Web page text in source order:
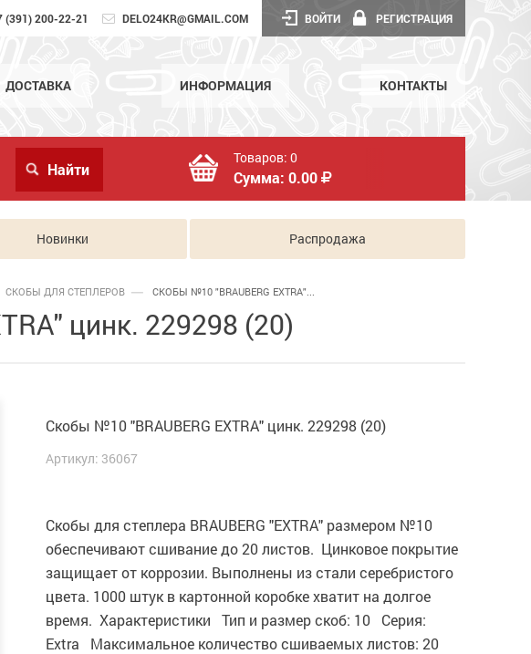
(391) 200-22-21 DELO24KR@GMAIL.COM ВОЙТИ РЕГИСТРАЦИЯ
ДОСТАВКА ИНФОРМАЦИЯ КОНТАКТЫ
Товаров: 0
Сумма: 0.00
Новинки Распродажа
СКОБЫ ДЛЯ СТЕПЛЕРОВ СКОБЫ №10 "BRAUBERG EXTRA"...
цинк. 229298 (20)
Скобы №10 "BRAUBERG EXTRA" цинк. 229298 (20)
Артикул: 36067
Скобы для степлера BRAUBERG "EXTRA" размером №10
обеспечивают сшивание до 20 листов. Цинковое покрытие
защищает от коррозии. Выполнены из стали серебристого
цвета. 1000 штук в картонной коробке хватит на долгое
время. Характеристики Тип и размер скоб: 10 Серия:
Extra Максимальное количество сшиваемых листов: 20